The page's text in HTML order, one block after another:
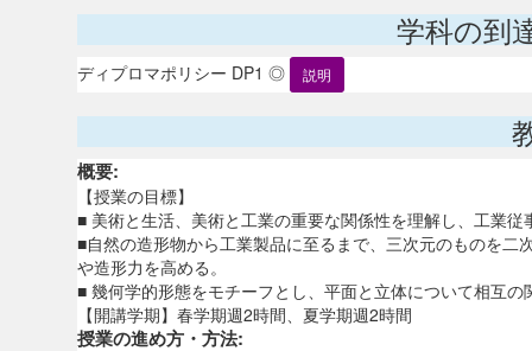
学科の到
ディプロマポリシー DP1 ◎ 説明
概要:
【授業の目標】
■ 美術と生活、美術と工業の重要な関係性を理解し、工業
■自然の造形物から工業製品に至るまで、三次元のものを
や造形力を高める。
■ 幾何学的形態をモチーフとし、平面と立体について相互
【開講学期】春学期週2時間、夏学期週2時間
授業の進め方・方法: